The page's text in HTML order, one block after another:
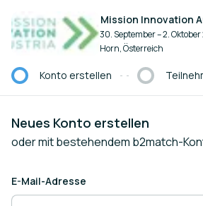
Konto erstellen
Mission Innovation
30. September – 2.
Horn, Österreich
Aktueller Schritt:
Konto erstellen
Neues Konto erstellen
oder mit bestehendem b2match-
E-Mail-Adresse